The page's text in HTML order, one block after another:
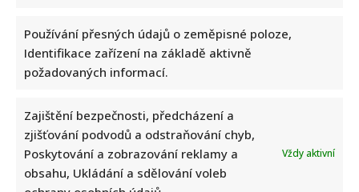
Používání přesných údajů o zeměpisné poloze,
Identifikace zařízení na základě aktivně
požadovaných informací.
Zajištění bezpečnosti, předcházení a
zjišťování podvodů a odstraňování chyb,
Poskytování a zobrazování reklamy a
obsahu, Ukládání a sdělování voleb
Vždy aktivní
Kristýna Leichtová se zastala kojení na veřejnosti pomocí
kontroverzní fotky: Bude prý bojovat celý týden